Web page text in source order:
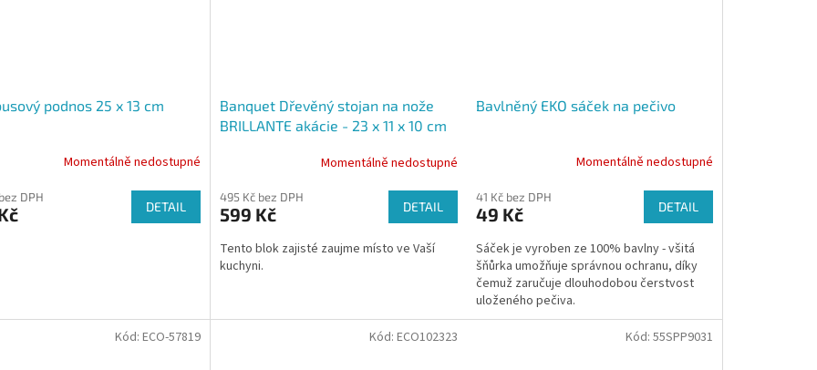
podnos 25 x 13 cm
Momentálně nedostupné
DPH
DETAIL
Banquet Dřevěný stojan na nože
BRILLANTE akácie - 23 x 11 x 10 cm
Momentálně nedostupné
495 Kč bez DPH
599 Kč DETAIL
Tento blok zajisté zaujme místo ve Vaší
kuchyni.
Bavlněný EKO sáček na pečivo
Momentálně nedostupné
41 Kč bez DPH
49 Kč DETAIL
Sáček je vyroben ze 100% bavlny - všitá
šňůrka umožňuje správnou ochranu, díky
čemuž zaručuje dlouhodobou čerstvost
uloženého pečiva.
Kód: ECO-57819 Kód: ECO102323 Kód: 55SPP9031